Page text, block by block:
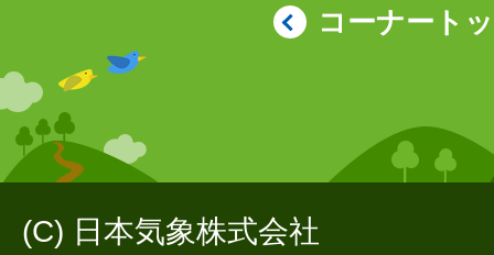
コーナート
(C) 日本気象株式会社